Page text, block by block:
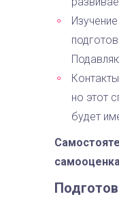
но этот
будет